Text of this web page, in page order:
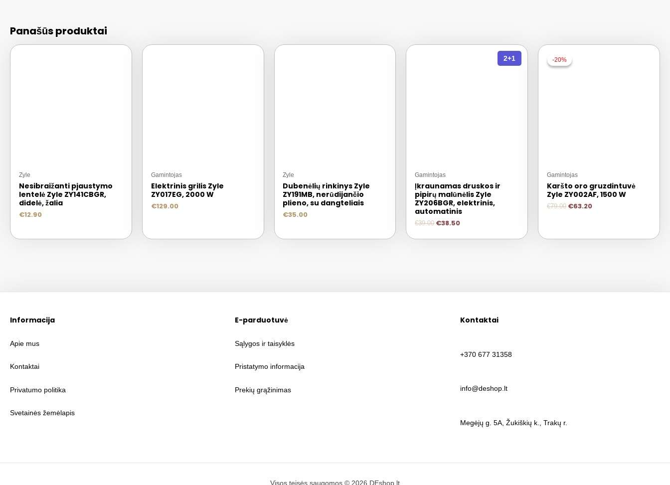
Panašūs produktai
Zyle
Nesibraižanti pjaustymo
lentelė Zyle ZY141CBGR,
didelė, žalia
€12.90
Gamintojas
Elektrinis grilis Zyle
ZY017EG, 2000 W
€129.00
Zyle
Dubenėlių rinkinys Zyle
ZY191MB, nerūdijančio
plieno, su dangteliais
€35.00
2+1
Gamintojas
Įkraunamas druskos ir
pipirų malūnėlis Zyle
ZY206BGR, elektrinis,
automatinis
€39.00 €38.50
-20%
-20%
Gamintojas
Karšto oro gruzdintuvė
Zyle ZY002AF, 1500 W
€79.00 €63.20
Informacija
Apie mus
Kontaktai
Privatumo politika
Svetainės žemėlapis
E-parduotuvė
Sąlygos ir taisyklės
Pristatymo informacija
Prekių grąžinimas
Kontaktai
+370 677 31358
info@deshop.lt
Megėjų g. 5A, Žukiškių k., Trakų r.
Visos teisės saugomos © 2026 DEshop.lt